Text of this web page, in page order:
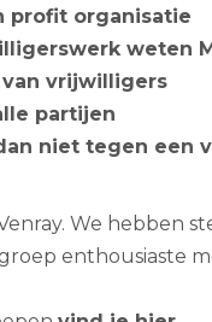
profit organisatie
weten
vrijwilligers
partijen
niet tegen een
We hebben
enthousiaste